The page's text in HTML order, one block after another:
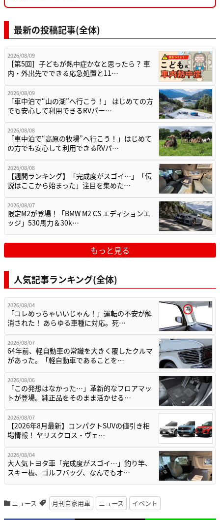
最新の投稿記事(全体)
2026/08/09
［第5回］子どもが熱中症かなと思ったら？ 車
内・外出先でできる応急処置と11…
2026/08/09
「車中泊で“山の湖”へ行こう！」 はじめての方
でも安心して利用できるRVパー…
2026/08/08
「車中泊で“高原の牧場”へ行こう！」はじめて
の方でも安心して利用できるRVパ…
2026/08/08
【週間ランキング】「完成度がスゴイ…」「伝
説はここから始まった」注目を集めた…
2026/08/07
限定M2が登場！「BMW M2 CS エディションエ
ッジ」530馬力＆30k…
もっと見る
人気記事ランキング(全体)
2026/08/04
「コレめっちゃいいじゃん！」運転の不安が解
消された！ あらゆる車種に対応。死…
2026/08/07
64年前、軽自動車の常識を大きく覆したクルマ
があった。「軽自動車であることを…
2026/08/06
「この発想はなかった…」革新的なフロアマッ
トが登場。純正品をそのまま活かせる…
2026/08/07
【2026年8月最新】コンパクトSUVの値引き相
場情報！ ヤリスクロス・ヴェ…
2026/08/04
大人気トヨタ車「完成度がスゴイ…」釣り竿、
スキー板、ゴルフバッグ、なんでもオ…
ニュース 月刊自家用車 ニュース イベント